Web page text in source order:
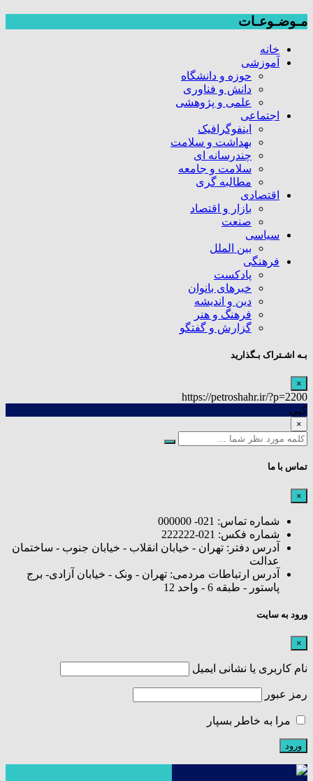
مـوضـوعـات
خانه
آموزشی
حوزه و دانشگاه
دانش و فناوری
علمی و پژوهشی
اجتماعی
اینفوگرافیک
بهداشت و سلامت
چندرسانه ای
سلامت و جامعه
مطالبه گری
اقتصادی
بازار و اقتصاد
صنعت
سیاسی
بین الملل
فرهنگی
پادکست
خبرهای بانوان
دین و اندیشه
فرهنگ و هنر
گزارش و گفتگو
بـه اشـتراک بـگذارید
×
https://petroshahr.ir/?p=2200
کپی
×
تماس با ما
×
شماره تماس: 021- 000000
شماره فکس: 021-222222
آدرس دفتر: تهران - خیابان انقلاب - خیابان جنوب - ساختمان
عدالت
آدرس ارتباطات مردمی: تهران - ونک - خیابان آزادی- برج
پاستور - طبقه 6 - واحد 12
ورود به سایت
×
نام کاربری یا نشانی ایمیل
رمز عبور
مرا به خاطر بسپار